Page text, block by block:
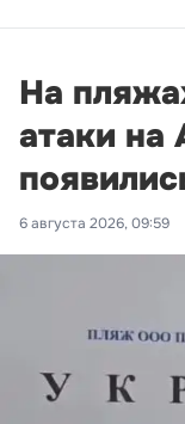
На
атаки на
6 августа 2026, 09:59